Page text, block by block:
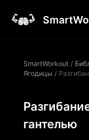
SmartWorkout /
Ягодицы /
гантелью